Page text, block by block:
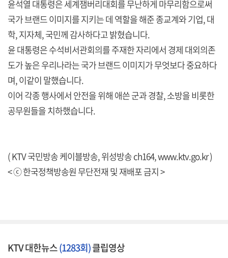
윤석열 대통령은 세계잼버리대회를 무난하게 마무리함으로써
국가 브랜드 이미지를 지키는 데 역할을 해준 종교계와 기업, 대
학, 지자체, 국민께 감사하다고 밝혔습니다.
윤 대통령은 수석비서관회의를 주재한 자리에서 경제 대외의존
도가 높은 우리나라는 국가 브랜드 이미지가 무엇보다 중요하다
며, 이같이 말했습니다.
이어 각종 행사에서 안전을 위해 애쓴 군과 경찰, 소방을 비롯한
공무원들을 치하했습니다.
( KTV 국민방송 케이블방송, 위성방송 ch164,www.ktv.go.kr)
< ⓒ 한국정책방송원 무단전재 및 재배포 금지 >
KTV 대한뉴스(1283회)클립영상